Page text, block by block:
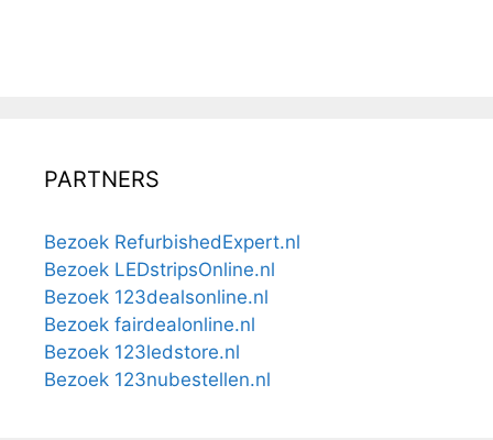
PARTNERS
Bezoek RefurbishedExpert.nl
Bezoek LEDstripsOnline.nl
Bezoek 123dealsonline.nl
Bezoek fairdealonline.nl
Bezoek 123ledstore.nl
Bezoek 123nubestellen.nl